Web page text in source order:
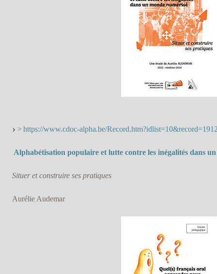
> https://www.cdoc-alpha.be/
Alphabétisation populaire et lutte contre les inégalités dans
Situer et construire ses pratiques
Aurélie Audemar